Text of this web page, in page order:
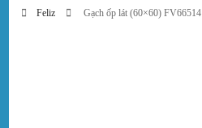
Feliz Gạch ốp lát (60×60) FV66514